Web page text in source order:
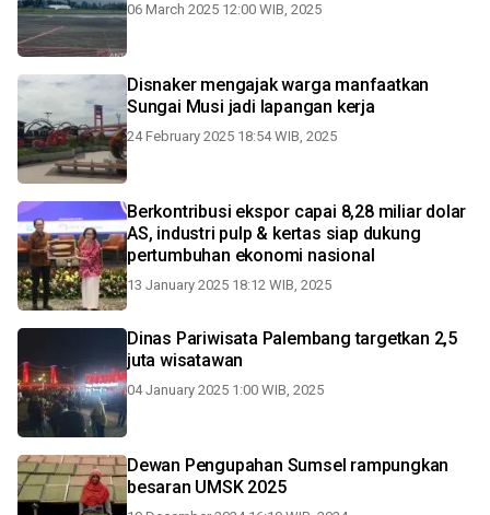
06 March 2025 12:00 WIB, 2025
Disnaker mengajak warga manfaatkan
Sungai Musi jadi lapangan kerja
24 February 2025 18:54 WIB, 2025
Berkontribusi ekspor capai 8,28 miliar dolar
AS, industri pulp & kertas siap dukung
pertumbuhan ekonomi nasional
13 January 2025 18:12 WIB, 2025
Dinas Pariwisata Palembang targetkan 2,5
juta wisatawan
04 January 2025 1:00 WIB, 2025
Dewan Pengupahan Sumsel rampungkan
besaran UMSK 2025